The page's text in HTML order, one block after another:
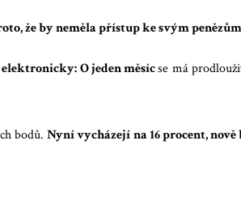
že by neměla přístup ke svým
O jeden měsícse má
bodů.Nyní vycházejí na 16 procent,